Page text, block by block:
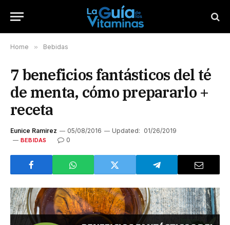
Home » Bebidas
7 beneficios fantásticos del té
de menta, cómo prepararlo +
receta
Eunice Ramirez 05/08/2016 Updated: 01/26/2019
BEBIDAS 0